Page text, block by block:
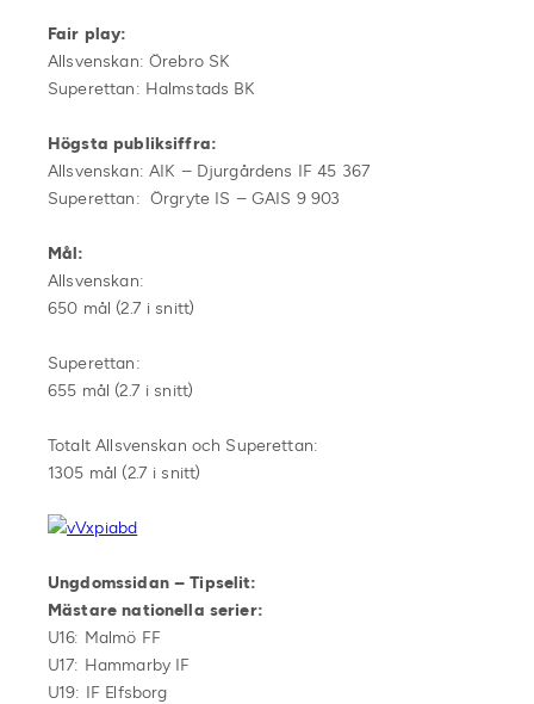
Fair play:
Allsvenskan: Örebro SK
Superettan: Halmstads BK
Högsta publiksiffra:
Allsvenskan: AIK – Djurgårdens IF 45 367
Superettan: Örgryte IS – GAIS 9 903
Mål:
Allsvenskan:
650 mål (2.7 i snitt)
Superettan:
655 mål (2.7 i snitt)
Totalt Allsvenskan och Superettan:
1305 mål (2.7 i snitt)
Ungdomssidan – Tipselit:
Mästare nationella serier:
U16: Malmö FF
U17: Hammarby IF
U19: IF Elfsborg